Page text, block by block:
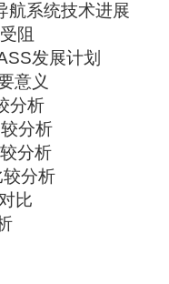
航系统技术进展
阻
发展计划
意义
分析
分析
分析
较分析
比